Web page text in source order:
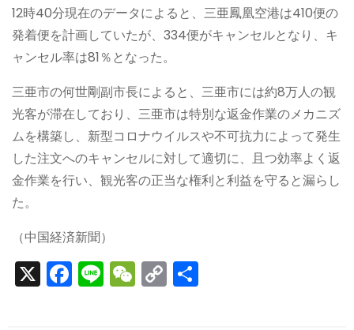
12時40分現在のデータによると、三亜鳳凰空港は410便の
発着便を計画していたが、334便がキャンセルとなり、キ
ャンセル率は81％となった。
三亜市の何世剛副市長によると、三亜市には約8万人の観
光客が滞在しており、三亜市は特別な返金作業のメカニズ
ムを構築し、新型コロナウイルスや不可抗力によって発生
した注文へのキャンセルに対して適切に、且つ効率よく返
金作業を行い、観光客の正当な権利と利益を守ると漏らし
た。
（中国経済新聞）
X F
a
Li
n
W
e
C
o